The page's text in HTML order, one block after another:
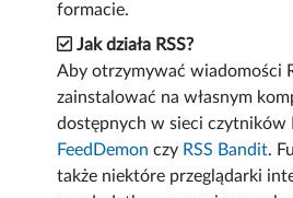
formacie.
Jak działa RSS?
Aby otrzymywać wiadomości
zainstalować na własnym
dostępnych w sieci czytników
FeedDemon czy RSS Bandit.
także niektóre przeglądarki